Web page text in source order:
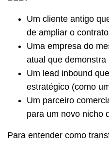
Um cliente antigo
de ampliar o
Uma empresa do
atual que
Um lead inbound
estratégico (como
Um parceiro
para um novo nicho
Para entender como